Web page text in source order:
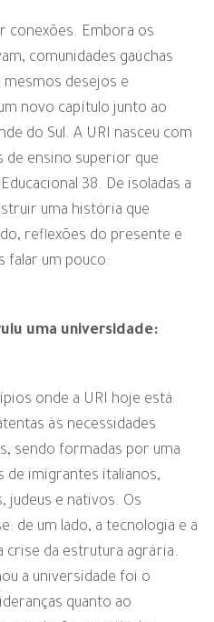
conexões. Embora os
comunidades gaúchas
desejos e
novo capítulo junto ao
do Sul. A URI nasceu com
de ensino superior que
38. De isoladas a
uma história que
reflexões do presente e
falar um pouco:
uma universidade:
onde a URI hoje está
às necessidades
sendo formadas por uma
de imigrantes italianos,
judeus e nativos. Os
de um lado, a tecnologia e a
crise da estrutura agrária.
a universidade foi o
quanto ao